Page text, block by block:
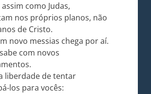
assim como Judas,
nos próprios planos, não
de Cristo.
novo messias chega por aí.
com novos
liberdade de tentar
los para vocês: